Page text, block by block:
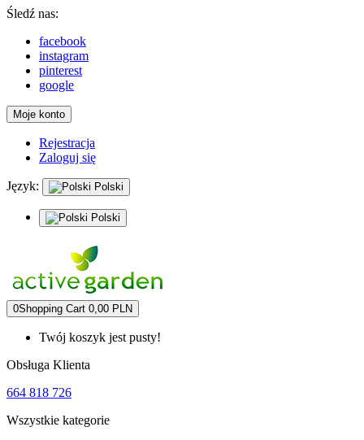
Śledź nas:
facebook
instagram
pinterest
google
Moje konto
Rejestracja
Zaloguj się
Język: Polski
Polski
0Shopping Cart 0,00 PLN
Twój koszyk jest pusty!
Obsługa Klienta
664 818 726
Wszystkie kategorie